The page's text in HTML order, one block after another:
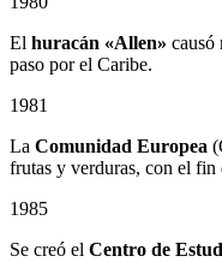
El huracán «Allen» causó
paso por el Caribe.
1981
La Comunidad Europea
frutas y verduras, con el fin
1985
Se creó el Centro de